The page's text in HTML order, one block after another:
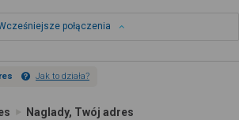
połączenia
Jak to działa?
Naglady, Twój adres